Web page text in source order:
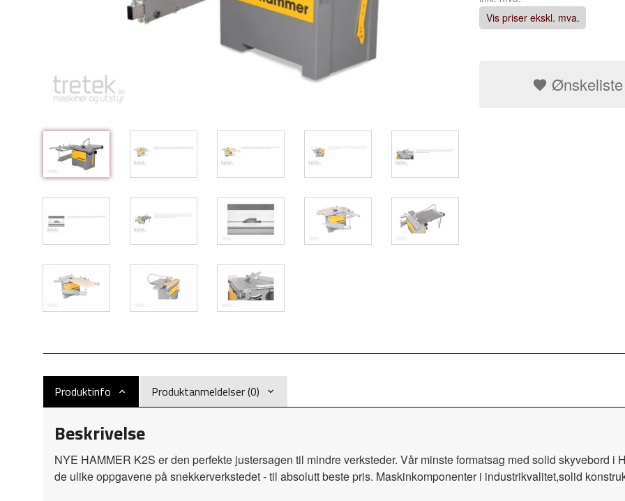
Vis priser ekskl. mva.
Ønskeliste
Produktinfo Produktanmeldelser (0)
Beskrivelse
NYE HAMMER K2S er den perfekte justersagen til mindre verksteder. Vår minste formatsag med solid skyvebord
de ulike oppgavene på snekkerverkstedet - til absolutt beste pris. Maskinkomponenter i industrikvalitet,solid